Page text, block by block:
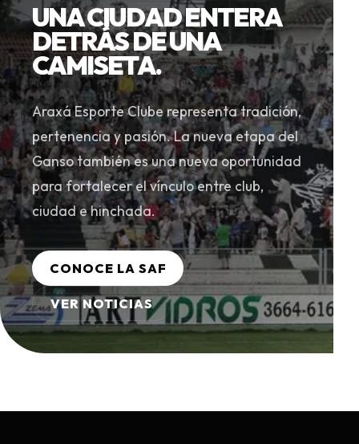
UNA CIUDAD ENTERA
DETRÁS DE UNA
CAMISETA.
Araxá Esporte Clube representa tradición,
pertenencia y pasión. La nueva etapa del
Ganso también es una nueva oportunidad
para fortalecer el vínculo entre club,
ciudad e hinchada.
CONOCE LA SAF
VER NOTICIAS